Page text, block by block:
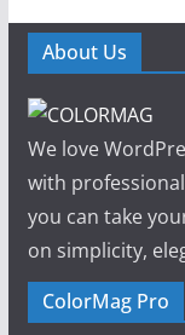
About Us
We love
with
you can take
on simplicity,
ColorMag Pro